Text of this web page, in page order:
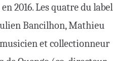
2016. Les quatre du label
Bancilhon, Mathieu
et collectionneur